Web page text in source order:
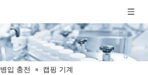
병입 충전 » 캡핑 기계